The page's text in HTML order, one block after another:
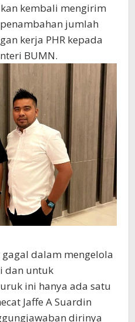
kembali mengirim
jumlah
kerja PHR kepada
BUMN.
gagal dalam mengelola
dan untuk
ini hanya ada satu
Jaffe A Suardin
dirinya